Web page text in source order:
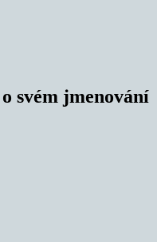
svém jmenování